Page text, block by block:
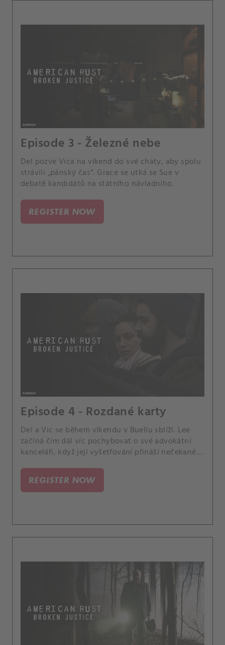
Episode 3 - Železné nebe
Del pozve Vica na víkend do své chaty, aby spolu
strávili „pánský čas“. Grace se utká se Sue v
debatě kandidátů na státního návladního.
REGISTER NOW
Episode 4 - Rozdané karty
Del a Vic se během víkendu v Buellu sblíží. Lee
začíná čím dál víc pochybovat o své advokátní
kanceláři, když její vyšetřování přináší nečekané
REGISTER NOW